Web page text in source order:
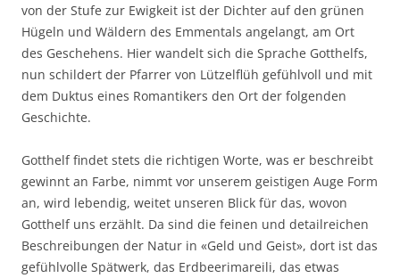
von der Stufe zur Ewigkeit ist der Dichter auf den grünen
Hügeln und Wäldern des Emmentals angelangt, am Ort
des Geschehens. Hier wandelt sich die Sprache Gotthelfs,
nun schildert der Pfarrer von Lützelflüh gefühlvoll und mit
dem Duktus eines Romantikers den Ort der folgenden
Geschichte.
Gotthelf findet stets die richtigen Worte, was er beschreibt
gewinnt an Farbe, nimmt vor unserem geistigen Auge Form
an, wird lebendig, weitet unseren Blick für das, wovon
Gotthelf uns erzählt. Da sind die feinen und detailreichen
Beschreibungen der Natur in «Geld und Geist», dort ist das
gefühlvolle Spätwerk, das Erdbeerimareili, das etwas